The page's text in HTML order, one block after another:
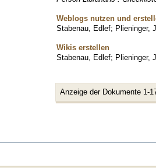
Weblogs nutzen und
Stabenau, Edlef; Plieninger,
Wikis erstellen
Stabenau, Edlef; Plieninger,
Anzeige der Dokumente 1-